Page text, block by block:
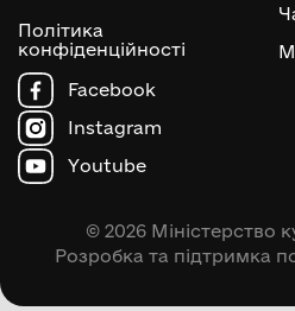
Політика
конфіденційності
Facebook
Instagram
Youtube
© 2026 Міністерство
Розробка та підтримка